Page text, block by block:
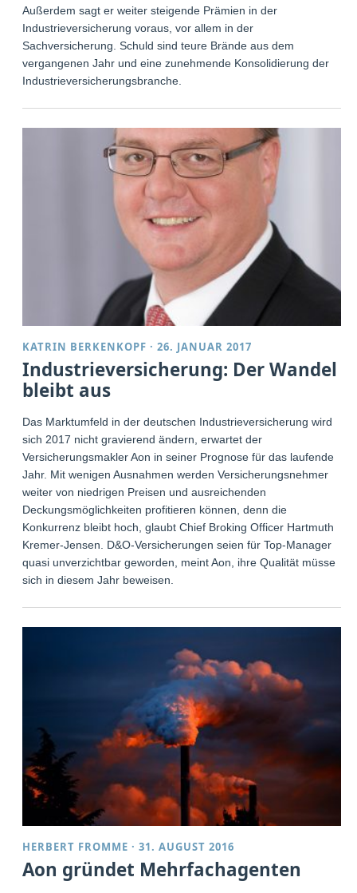
Außerdem sagt er weiter steigende Prämien in der
Industrieversicherung voraus, vor allem in der
Sachversicherung. Schuld sind teure Brände aus dem
vergangenen Jahr und eine zunehmende Konsolidierung der
Industrieversicherungsbranche.
KATRIN BERKENKOPF ·26. JANUAR 2017
Industrieversicherung: Der Wandel
bleibt aus
Das Marktumfeld in der deutschen Industrieversicherung wird
sich 2017 nicht gravierend ändern, erwartet der
Versicherungsmakler Aon in seiner Prognose für das laufende
Jahr. Mit wenigen Ausnahmen werden Versicherungsnehmer
weiter von niedrigen Preisen und ausreichenden
Deckungsmöglichkeiten profitieren können, denn die
Konkurrenz bleibt hoch, glaubt Chief Broking Officer Hartmuth
Kremer-Jensen. D&O-Versicherungen seien für Top-Manager
quasi unverzichtbar geworden, meint Aon, ihre Qualität müsse
sich in diesem Jahr beweisen.
HERBERT FROMME ·31. AUGUST 2016
Aon gründet Mehrfachagenten